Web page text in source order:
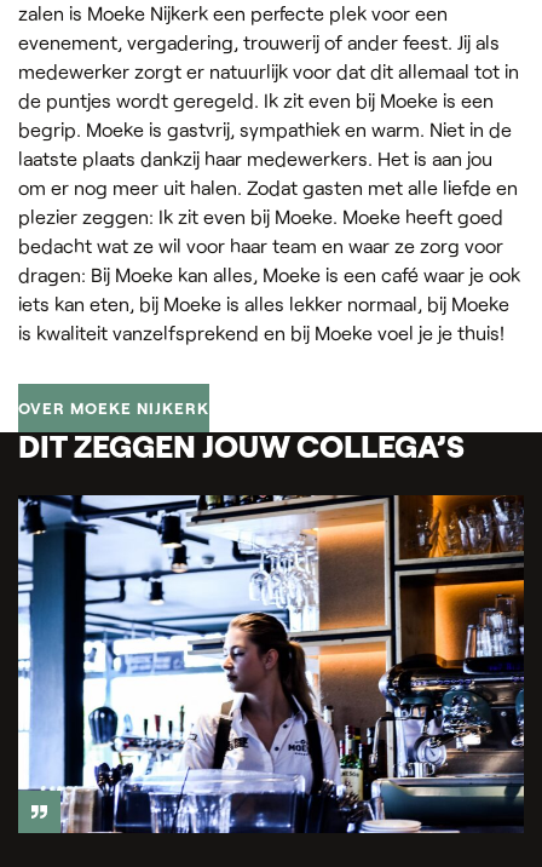
zalen is Moeke Nijkerk een perfecte plek voor een
evenement, vergadering, trouwerij of ander feest. Jij als
medewerker zorgt er natuurlijk voor dat dit allemaal tot in
de puntjes wordt geregeld. Ik zit even bij Moeke is een
begrip. Moeke is gastvrij, sympathiek en warm. Niet in de
laatste plaats dankzij haar medewerkers. Het is aan jou
om er nog meer uit halen. Zodat gasten met alle liefde en
plezier zeggen: Ik zit even bij Moeke. Moeke heeft goed
bedacht wat ze wil voor haar team en waar ze zorg voor
dragen: Bij Moeke kan alles, Moeke is een café waar je ook
iets kan eten, bij Moeke is alles lekker normaal, bij Moeke
is kwaliteit vanzelfsprekend en bij Moeke voel je je thuis!
OVER MOEKE NIJKERK
DIT ZEGGEN JOUW COLLEGA’S